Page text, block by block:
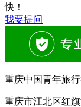
快！
我要提问
重庆中国青年旅
重庆市江北区红